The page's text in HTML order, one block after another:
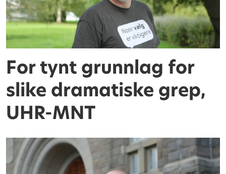
For tynt grunnlag for
slike dramatiske grep,
UHR-MNT